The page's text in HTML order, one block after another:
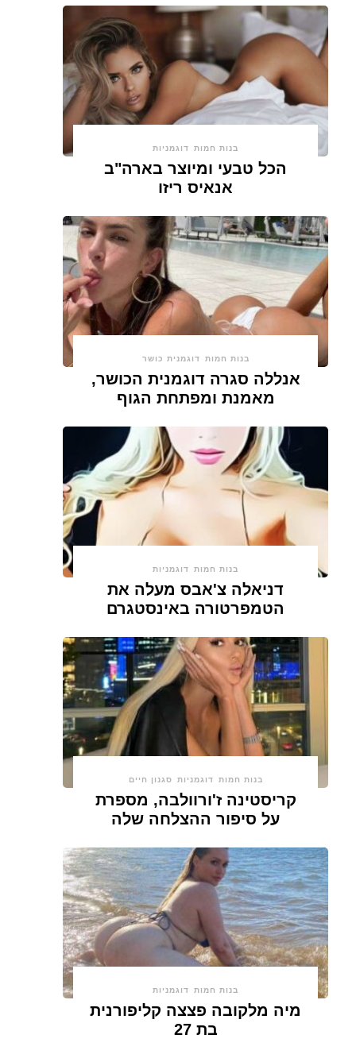
בנות חמות דוגמניות
הכל טבעי ומיוצר בארה"ב
אנאיס ריזו
בנות חמות דוגמנית כושר
אנללה סגרה דוגמנית הכושר,
מאמנת ומפתחת הגוף
בנות חמות דוגמניות
דניאלה צ'אבס מעלה את
הטמפרטורה באינסטגרם
בנות חמות דוגמניות סגנון חיים
קריסטינה ז'ורוולבה, מספרת
על סיפור ההצלחה שלה
בנות חמות דוגמניות
מיה מלקובה פצצה קליפורנית
בת 27